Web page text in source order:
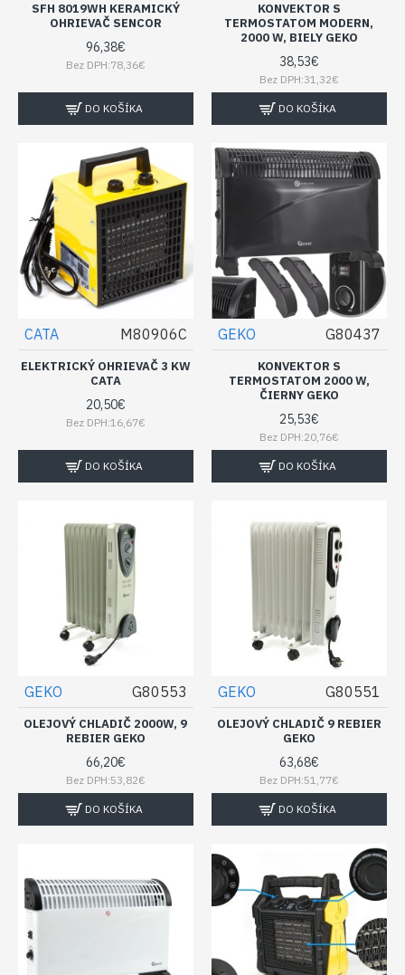
SFH 8019WH KERAMICKÝ
OHRIEVAČ SENCOR
96,38€
Bez DPH:78,36€
DO KOŠÍKA
KONVEKTOR S
TERMOSTATOM MODERN,
2000 W, BIELY GEKO
38,53€
Bez DPH:31,32€
DO KOŠÍKA
CATA M80906C
ELEKTRICKÝ OHRIEVAČ 3 KW
CATA
20,50€
Bez DPH:16,67€
DO KOŠÍKA
GEKO G80437
KONVEKTOR S
TERMOSTATOM 2000 W,
ČIERNY GEKO
25,53€
Bez DPH:20,76€
DO KOŠÍKA
GEKO G80553
OLEJOVÝ CHLADIČ 2000W, 9
REBIER GEKO
66,20€
Bez DPH:53,82€
DO KOŠÍKA
GEKO G80551
OLEJOVÝ CHLADIČ 9 REBIER
GEKO
63,68€
Bez DPH:51,77€
DO KOŠÍKA